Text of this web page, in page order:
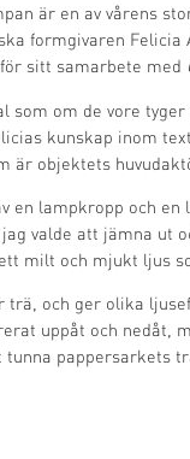
är en av vårens
formgivaren
för sitt samarbete med
som om de vore
kunskap inom
är objektets
en lampkropp och
valde att jämna ut
milt och mjukt ljus
trä, och ger olika
uppåt och nedåt,
pappersarkets